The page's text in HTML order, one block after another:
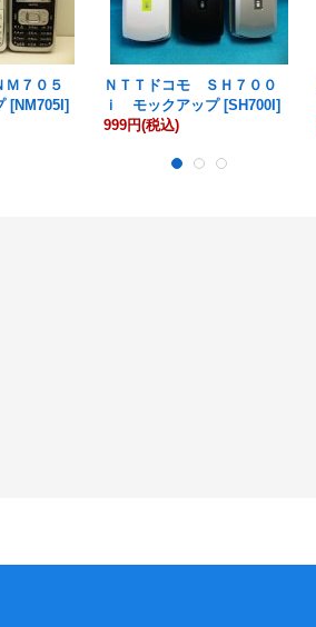
７０５
[NM705I ]
ＮＴＴドコモ ＳＨ７００
ｉ モックアップ [SH700I ]
999円(税込)